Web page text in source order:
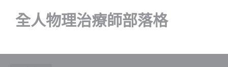
全人物理治療師部落格